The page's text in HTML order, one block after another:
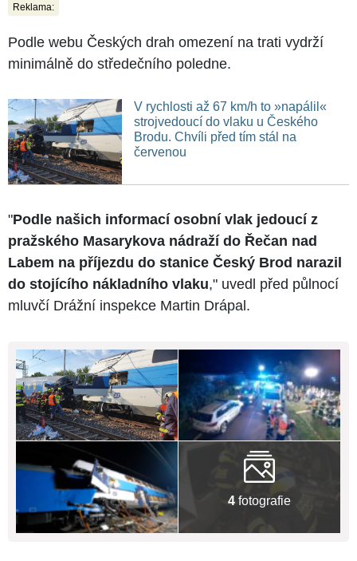
Reklama:
Podle webu Českých drah omezení na trati vydrží
minimálně do středečního poledne.
V rychlosti až 67 km/h to »napálil«
strojvedoucí do vlaku u Českého
Brodu. Chvíli před tím stál na
červenou
"Podle našich informací osobní vlak jedoucí z
pražského Masarykova nádraží do Řečan nad
Labem na příjezdu do stanice Český Brod narazil
do stojícího nákladního vlaku," uvedl před půlnocí
mluvčí Drážní inspekce Martin Drápal.
4 fotografie